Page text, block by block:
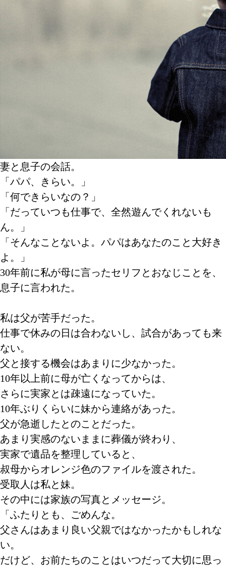
妻と息子の会話。
「パパ、きらい。」
「何できらいなの？」
「だっていつも仕事で、全然遊んでくれないも
ん。」
「そんなことないよ。パパはあなたのこと大好き
よ。」
30年前に私が母に言ったセリフとおなじことを、
息子に言われた。
私は父が苦手だった。
仕事で休みの日は合わないし、試合があっても来
ない。
父と接する機会はあまりに少なかった。
10年以上前に母が亡くなってからは、
さらに実家とは疎遠になっていた。
10年ぶりくらいに妹から連絡があった。
父が急逝したとのことだった。
あまり実感のないままに葬儀が終わり、
実家で遺品を整理していると、
叔母からオレンジ色のファイルを渡された。
受取人は私と妹。
その中には家族の写真とメッセージ。
「ふたりとも、ごめんな。
父さんはあまり良い父親ではなかったかもしれな
い。
だけど、お前たちのことはいつだって大切に思っ